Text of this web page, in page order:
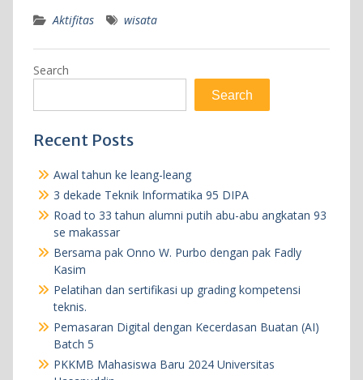
Aktifitas wisata
Search
Search
Recent Posts
Awal tahun ke leang-leang
3 dekade Teknik Informatika 95 DIPA
Road to 33 tahun alumni putih abu-abu angkatan 93
se makassar
Bersama pak Onno W. Purbo dengan pak Fadly
Kasim
Pelatihan dan sertifikasi up grading kompetensi
teknis.
Pemasaran Digital dengan Kecerdasan Buatan (AI)
Batch 5
PKKMB Mahasiswa Baru 2024 Universitas